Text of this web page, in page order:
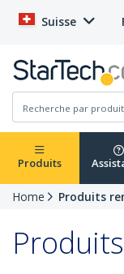
Suisse
Produits
Home Produits